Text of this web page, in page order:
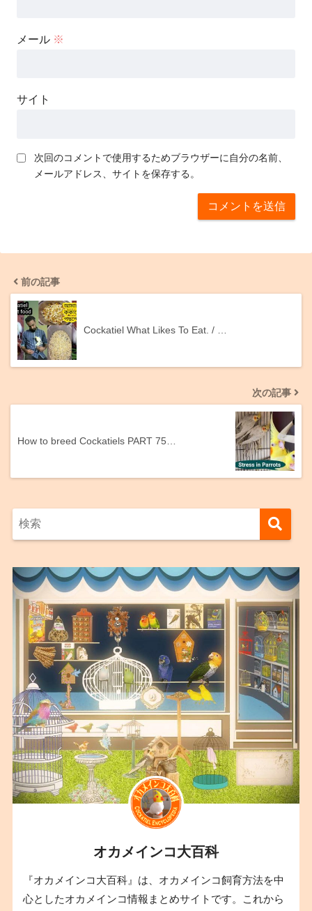
メール ※
サイト
次回のコメントで使用するためブラウザーに自分の名前、
メールアドレス、サイトを保存する。
前の記事
Cockatiel What Likes To Eat. / …
次の記事
How to breed Cockatiels PART 75…
オカメインコ大百科
『オカメインコ大百科』は、オカメインコ飼育方法を中
心としたオカメインコ情報まとめサイトです。これから